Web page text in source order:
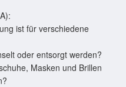
ist für verschiedene
oder entsorgt werden?
Masken und Brillen